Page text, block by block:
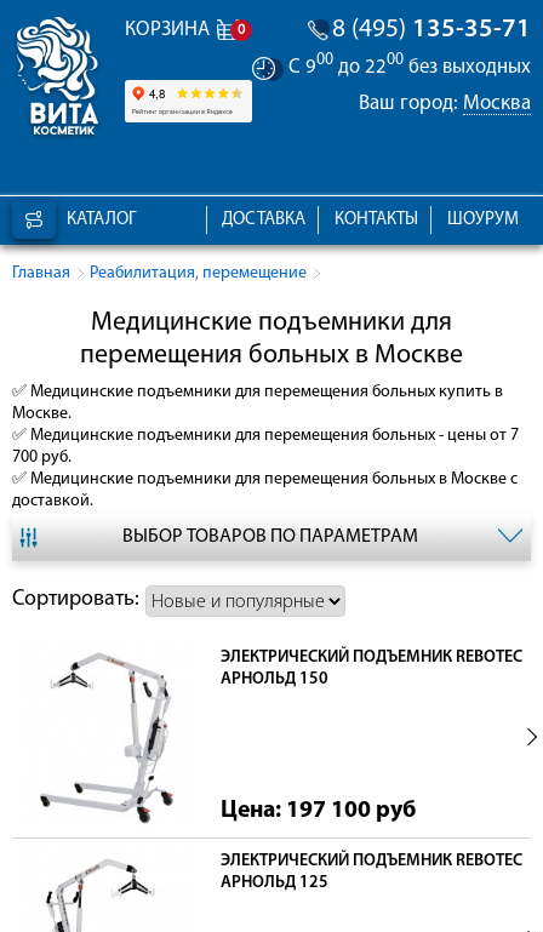
КОРЗИНА 0 8 (495) 135-35-71
С 900 до 2200 без выходных
Ваш город: Москва
КАТАЛОГ ШОУРУМ
КОНТАКТЫ
ДОСТАВКА
Главная Реабилитация, перемещение
Медицинские подъемники для
перемещения больных в Москве
✅ Медицинские подъемники для перемещения больных купить в
Москве.
✅ Медицинские подъемники для перемещения больных - цены от 7
700 руб.
✅ Медицинские подъемники для перемещения больных в Москве с
доставкой.
ВЫБОР ТОВАРОВ ПО ПАРАМЕТРАМ
Сортировать:
ЭЛЕКТРИЧЕСКИЙ ПОДЪЕМНИК REBOTEC
АРНОЛЬД 150
Цена: 197 100 руб
ЭЛЕКТРИЧЕСКИЙ ПОДЪЕМНИК REBOTEC
АРНОЛЬД 125